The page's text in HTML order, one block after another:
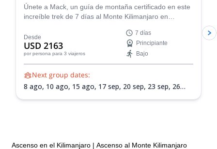
Arusha
Únete a Mack, un guía de montaña certificado en este
increíble trek de 7 días al Monte Kilimanjaro en
Desde
USD 2163
por persona para 3 viajeros
7 días
Principiante
Bajo
Next group dates:
8 ago, 10 ago, 15 ago, 17 sep, 20 sep, 23 sep, 26
Ascenso en el Kilimanjaro | Ascenso al Monte Kilimanjaro